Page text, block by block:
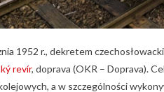
1952 r., dekretem
revír, doprava (OKR – Doprava).
a w szczególności